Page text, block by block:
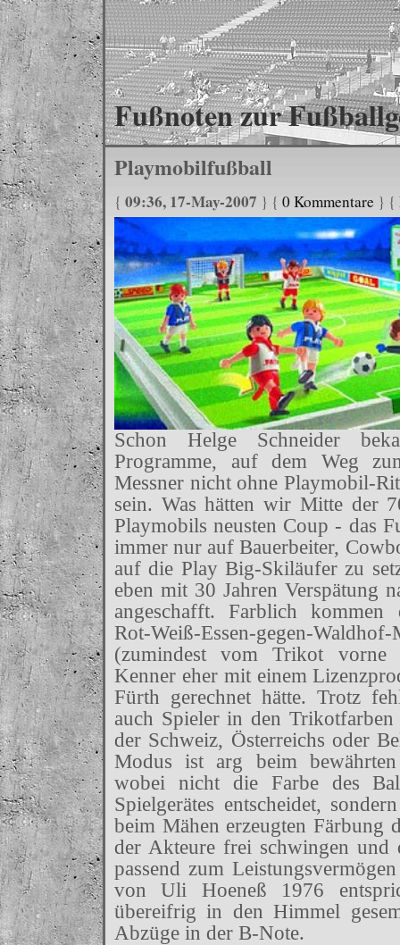
Fußnoten zur
Playmobilfußball
{ 09:36, 17-May-2007 } { 0 Kommentare } {
Schon Helge Schneider
Programme, auf dem Weg
Messner nicht ohne Playmobil-
sein. Was hätten wir Mitte der
Playmobils neusten Coup - das
immer nur auf Bauerbeiter,
auf die Play Big-Skiläufer zu
eben mit 30 Jahren Verspätung
angeschafft. Farblich kommen
Rot-Weiß-Essen-gegen-
(zumindest vom Trikot vorne
Kenner eher mit einem
Fürth gerechnet hätte. Trotz
auch Spieler in den Trikotfarben
der Schweiz, Österreichs oder
Modus ist arg beim
wobei nicht die Farbe des
Spielgerätes entscheidet,
beim Mähen erzeugten Färbung
der Akteure frei schwingen und
passend zum
von Uli Hoeneß 1976
übereifrig in den Himmel
Abzüge in der B-Note.